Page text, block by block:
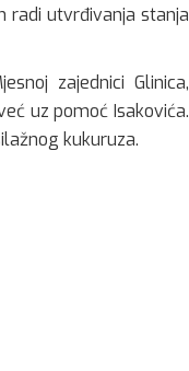
radi utvrđivanja stanja
zajednici Glinica,
uz pomoć Isakovića.
kukuruza.